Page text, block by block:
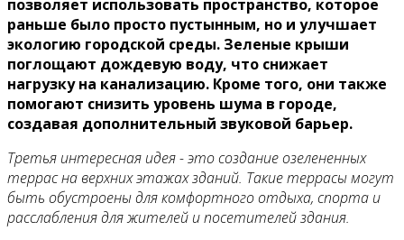
позволяет использовать пространство, которое
раньше было просто пустынным, но и улучшает
экологию городской среды. Зеленые крыши
поглощают дождевую воду, что снижает
нагрузку на канализацию. Кроме того, они также
помогают снизить уровень шума в городе,
создавая дополнительный звуковой барьер.
Третья интересная идея - это создание озелененных
террас на верхних этажах зданий. Такие террасы могут
быть обустроены для комфортного отдыха, спорта и
расслабления для жителей и посетителей здания.